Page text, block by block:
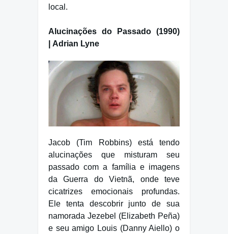
local.
Alucinações do Passado (1990)
| Adrian Lyne
Jacob (Tim Robbins) está tendo
alucinações que misturam seu
passado com a família e imagens
da Guerra do Vietnã, onde teve
cicatrizes emocionais profundas.
Ele tenta descobrir junto de sua
namorada Jezebel (Elizabeth Peña)
e seu amigo Louis (Danny Aiello) o